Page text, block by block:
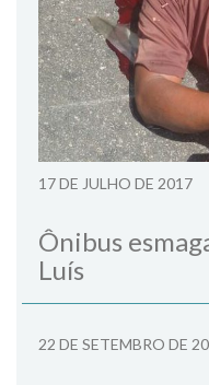
17 DE JULHO DE 2017
Ônibus
Luís
22 DE SETEMBRO DE